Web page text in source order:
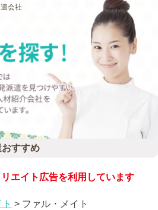
会社
すすめ
エイト広告を利用しています
> ファル・メイト